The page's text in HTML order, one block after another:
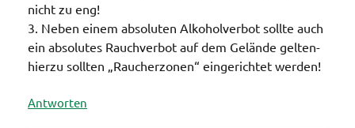
nicht zu eng!
3. Neben einem absoluten Alkoholverbot sollte auch
ein absolutes Rauchverbot auf dem Gelände gelten-
hierzu sollten „Raucherzonen“ eingerichtet werden!
Antworten